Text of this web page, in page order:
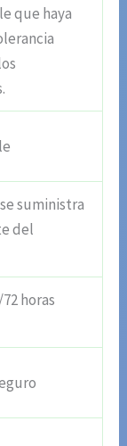
que haya
suministra
del
horas